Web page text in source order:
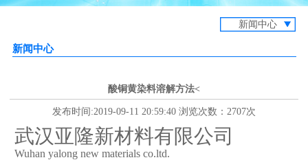
新闻中心
新闻中心
酸铜黄染料溶解方法<
发布时间:2019-09-11 20:59:40 浏览次数：2707次
武汉亚隆新材料有限公司
Wuhan yalong new materials co.ltd.